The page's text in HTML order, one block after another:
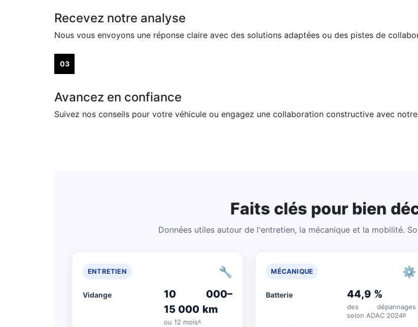
Recevez notre analyse
Nous vous envoyons une réponse claire avec des solutions adaptées ou des pistes de
03
Avancez en confiance
Suivez nos conseils pour votre véhicule ou engagez une collaboration constructive avec
Faits clés pour bien
Données utiles autour de l'entretien, la mécanique et la mobilité.
ENTRETIEN 🔧
Vidange
10 000–
15 000 km
ou 12 moisA
MÉCANIQUE ⚙️
Batterie 44,9 %
des dépannages
selon ADAC 2024B